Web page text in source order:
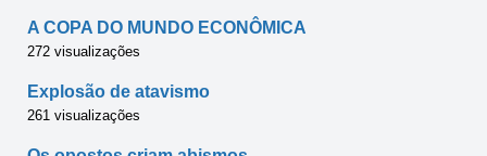
A COPA DO MUNDO ECONÔMICA
272 visualizações
Explosão de atavismo
261 visualizações